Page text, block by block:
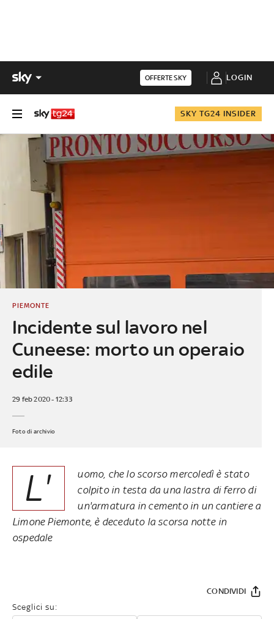
OFFERTE SKY LOGIN
SKY TG24 INSIDER
Incidente sul lavoro nel
Cuneese: morto un operaio
edile
PIEMONTE
29 feb 2020 - 12:33
Foto di archivio
L'
uomo, che lo scorso mercoledì è stato
colpito in testa da una lastra di ferro di
un'armatura in cemento in un cantiere a
Limone Piemonte, è deceduto la scorsa notte in
ospedale
Sceglici su:
CONDIVIDI